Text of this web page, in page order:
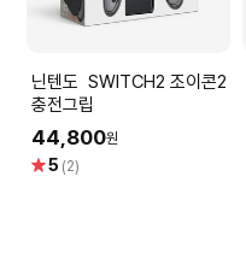
닌텐도 SWITCH2 조이콘2
충전그립
44,800원
별5 (2)